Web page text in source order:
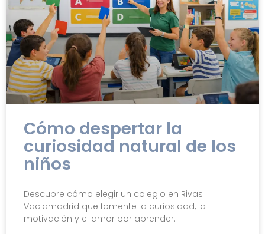
Cómo despertar la
curiosidad natural de los
niños
Descubre cómo elegir un colegio en Rivas
Vaciamadrid que fomente la curiosidad, la
motivación y el amor por aprender.